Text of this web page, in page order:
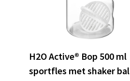
H2O Active® Bop 500 ml
sportfles met shaker bal